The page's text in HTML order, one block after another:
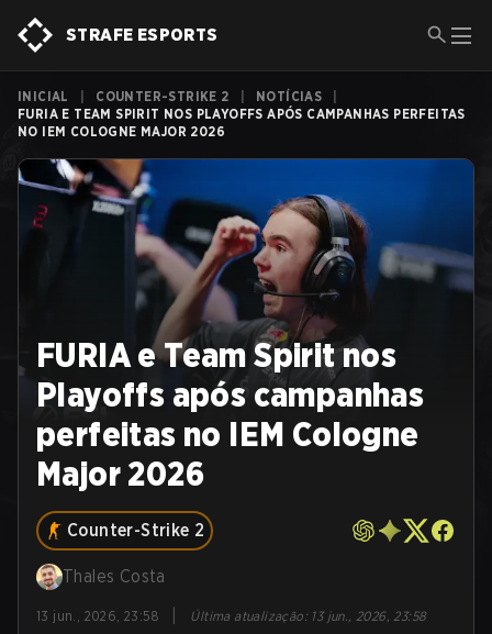
STRAFE ESPORTS
INICIAL COUNTER-STRIKE 2 NOTÍCIAS
FURIA E TEAM SPIRIT NOS PLAYOFFS APÓS CAMPANHAS PERFEITAS
NO IEM COLOGNE MAJOR 2026
FURIA e Team Spirit nos
Playoffs após campanhas
perfeitas no IEM Cologne
Major 2026
Counter-Strike 2
Thales Costa
13 jun., 2026, 23:58 Última atualização: 13 jun., 2026, 23:58